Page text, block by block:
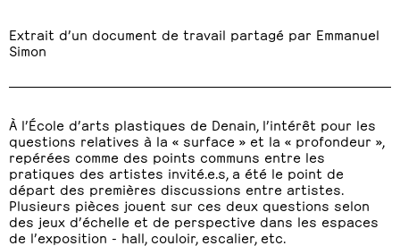
Extrait d’un document de travail partagé par Emmanuel
Simon
À l’École d’arts plastiques de Denain, l’intérêt pour les
questions relatives à la « surface » et la « profondeur »,
repérées comme des points communs entre les
pratiques des artistes invité.e.s, a été le point de
départ des premières discussions entre artistes.
Plusieurs pièces jouent sur ces deux questions selon
des jeux d’échelle et de perspective dans les espaces
de l’exposition - hall, couloir, escalier, etc.